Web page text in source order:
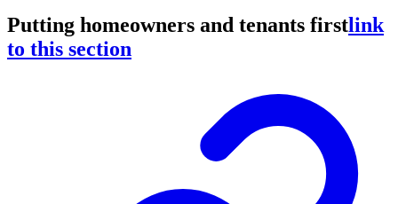
Putting homeowners and tenants firstlink
to this section